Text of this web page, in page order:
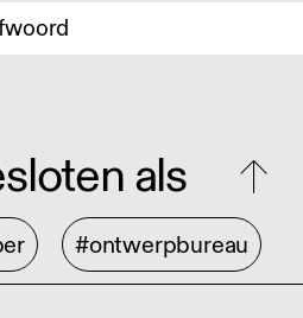
als
#ontwerpbureau